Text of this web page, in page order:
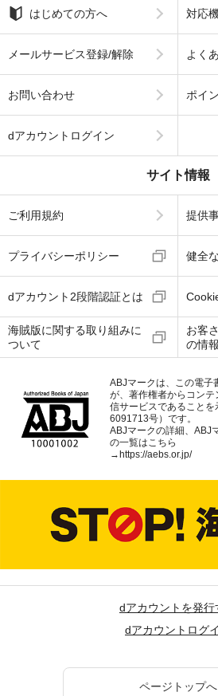
はじめての方へ 対応
メールサービス登録/解除 よく
お問い合わせ ポイ
dアカウントログイン
サイト情報
ご利用規約 提供
プライバシーポリシー 健全
dアカウント2段階認証とは
海賊版に関する取り組みに
ついて
お客
の情
ABJマークは、この電子
が、著作権者からコン
信サービスであること
6091713号）です。
ABJマークの詳細、ABJ
の一覧はこちら
→ https://aebs.or.jp/
dアカウントを発行
dアカウントログ
ページトップへ